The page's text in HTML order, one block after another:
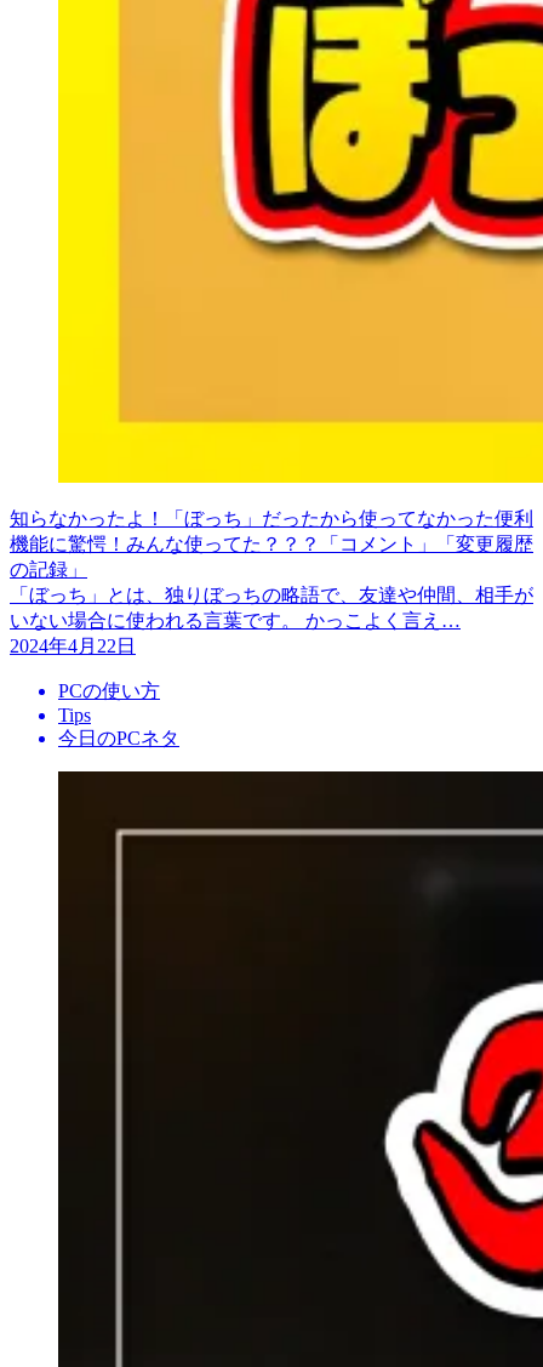
知らなかったよ！「ぼっち」だったから使ってなかった便利
機能に驚愕！みんな使ってた？？？「コメント」「変更履歴
の記録」
「ぼっち」とは、独りぼっちの略語で、友達や仲間、相手が
いない場合に使われる言葉です。 かっこよく言え…
2024年4月22日
PCの使い方
Tips
今日のPCネタ